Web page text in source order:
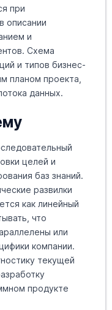
при
описании
и
Схема
и типов бизнес-
планом проекта,
данных.
целей и
баз знаний.
развилки
как линейный
что
или
компании.
текущей
продукте